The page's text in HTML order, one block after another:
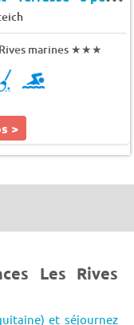
marines ★★★
>
Les Rives
et séjournez